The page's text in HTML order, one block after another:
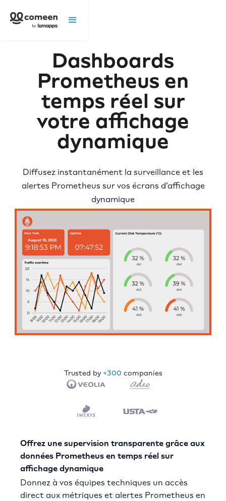
Dashboards
Prometheus en
temps réel sur
votre affichage
dynamique
Diffusez instantanément la surveillance et les
alertes Prometheus sur vos écrans d’affichage
dynamique
Trusted by +300 companies
Offrez une supervision transparente grâce aux
données Prometheus en temps réel sur
affichage dynamique
Donnez à vos équipes techniques un accès
direct aux métriques et alertes Prometheus en